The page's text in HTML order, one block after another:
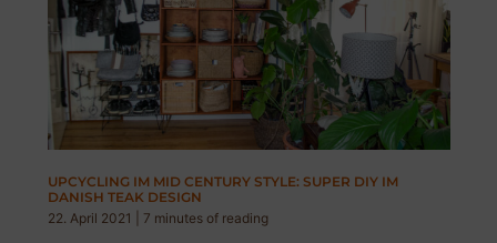
UPCYCLING IM MID CENTURY STYLE: SUPER DIY IM
DANISH TEAK DESIGN
22. April 2021
7 minutes of reading